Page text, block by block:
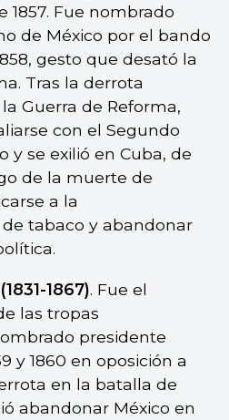
1857. Fue nombrado
de México por el bando
gesto que desató la
Tras la derrota
Guerra de Reforma,
con el Segundo
y se exilió en Cuba, de
de la muerte de
a la
tabaco y abandonar
1867). Fue el
las tropas
presidente
y 1860 en oposición a
en la batalla de
abandonar México en